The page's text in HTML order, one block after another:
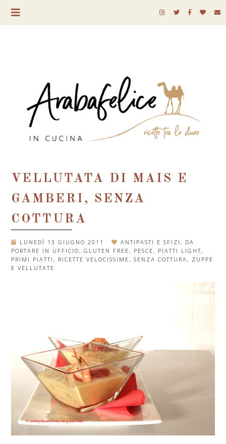
VELLUTATA DI MAIS E
GAMBERI, SENZA
COTTURA
LUNEDÌ 13 GIUGNO 2011 ANTIPASTI E SFIZI, DA
PORTARE IN UFFICIO, GLUTEN FREE, PESCE, PIATTI LIGHT,
PRIMI PIATTI, RICETTE VELOCISSIME, SENZA COTTURA, ZUPPE
E VELLUTATE